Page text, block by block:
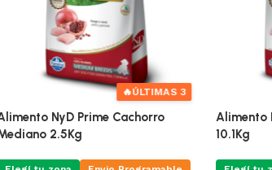
🔥ÚLTIMA!
NyD Prime Cachorro Maxi
Kg
Alimento
Mediano